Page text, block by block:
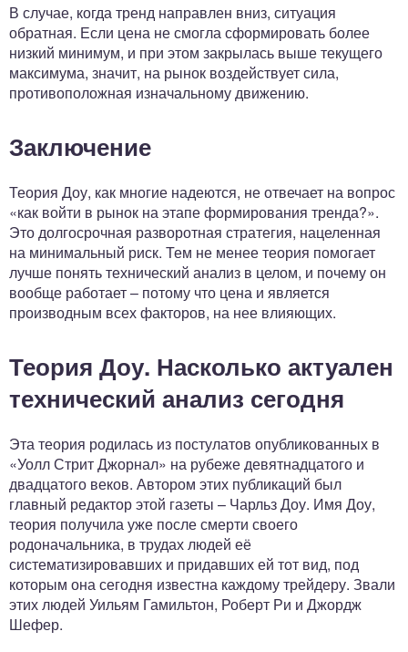
В случае, когда тренд направлен вниз, ситуация
обратная. Если цена не смогла сформировать более
низкий минимум, и при этом закрылась выше текущего
максимума, значит, на рынок воздействует сила,
противоположная изначальному движению.
Заключение
Теория Доу, как многие надеются, не отвечает на вопрос
«как войти в рынок на этапе формирования тренда?».
Это долгосрочная разворотная стратегия, нацеленная
на минимальный риск. Тем не менее теория помогает
лучше понять технический анализ в целом, и почему он
вообще работает – потому что цена и является
производным всех факторов, на нее влияющих.
Теория Доу. Насколько актуален
технический анализ сегодня
Эта теория родилась из постулатов опубликованных в
«Уолл Стрит Джорнал» на рубеже девятнадцатого и
двадцатого веков. Автором этих публикаций был
главный редактор этой газеты – Чарльз Доу. Имя Доу,
теория получила уже после смерти своего
родоначальника, в трудах людей её
систематизировавших и придавших ей тот вид, под
которым она сегодня известна каждому трейдеру. Звали
этих людей Уильям Гамильтон, Роберт Ри и Джордж
Шефер.